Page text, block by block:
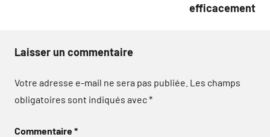
efficacement
Laisser un commentaire
Votre adresse e-mail ne sera pas publiée. Les champs
obligatoires sont indiqués avec*
Commentaire*